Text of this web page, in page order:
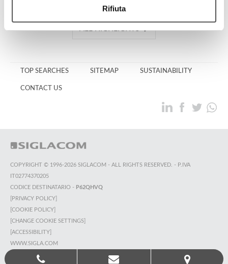
Rifiuta
ALL HIGHLIGHTS
TOP SEARCHES SITEMAP SUSTAINABILITY
CONTACT US
COPYRIGHT © 1996-2026 SIGLACOM - ALL RIGHTS RESERVED. - P.IVA
IT02774370205
CODICE DESTINATARIO - P62QHVQ
[PRIVACY POLICY]
[COOKIE POLICY]
[CHANGE COOKIE SETTINGS]
[ACCESSIBILITY]
WWW.SIGLA.COM